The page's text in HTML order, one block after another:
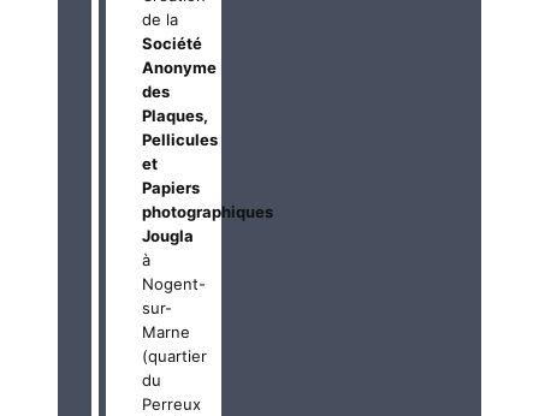
de la
Société
Anonyme
des
Plaques,
Pellicules
et
Papiers
photographiques
Jougla
à
Nogent-
sur-
Marne
(quartier
du
Perreux